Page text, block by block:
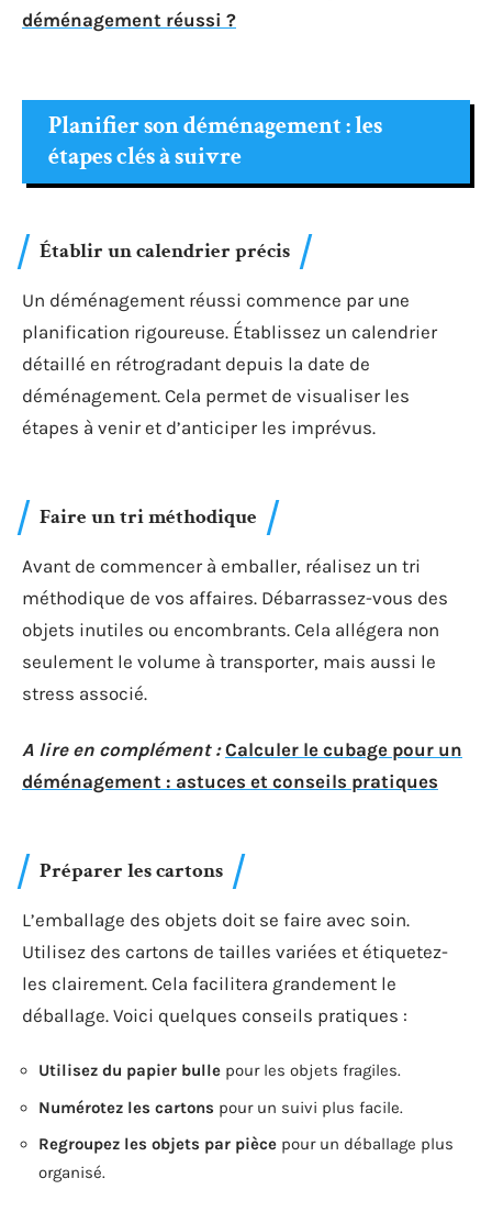
déménagement réussi ?
Planifier son déménagement : les
étapes clés à suivre
Établir un calendrier précis
Un déménagement réussi commence par une
planification rigoureuse. Établissez un calendrier
détaillé en rétrogradant depuis la date de
déménagement. Cela permet de visualiser les
étapes à venir et d’anticiper les imprévus.
Faire un tri méthodique
Avant de commencer à emballer, réalisez un tri
méthodique de vos affaires. Débarrassez-vous des
objets inutiles ou encombrants. Cela allégera non
seulement le volume à transporter, mais aussi le
stress associé.
A lire en complément : Calculer le cubage pour un
déménagement : astuces et conseils pratiques
Préparer les cartons
L’emballage des objets doit se faire avec soin.
Utilisez des cartons de tailles variées et étiquetez-
les clairement. Cela facilitera grandement le
déballage. Voici quelques conseils pratiques :
Utilisez du papier bulle pour les objets fragiles.
Numérotez les cartons pour un suivi plus facile.
Regroupez les objets par pièce pour un déballage plus
organisé.